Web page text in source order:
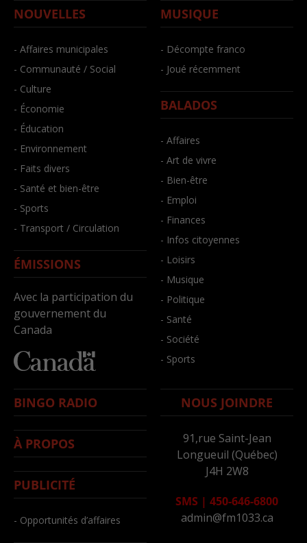
NOUVELLES
- Affaires municipales
- Communauté / Social
- Culture
- Économie
- Éducation
- Environnement
- Faits divers
- Santé et bien-être
- Sports
- Transport / Circulation
ÉMISSIONS
Avec la participation du
gouvernement du
Canada
MUSIQUE
- Décompte franco
- Joué récemment
BALADOS
- Affaires
- Art de vivre
- Bien-être
- Emploi
- Finances
- Infos citoyennes
- Loisirs
- Musique
- Politique
- Santé
- Société
- Sports
BINGO RADIO
À PROPOS
PUBLICITÉ
- Opportunités d’affaires
NOUS JOINDRE
91,rue Saint-Jean
Longueuil (Québec)
J4H 2W8
SMS | 450-646-6800
admin@fm1033.ca